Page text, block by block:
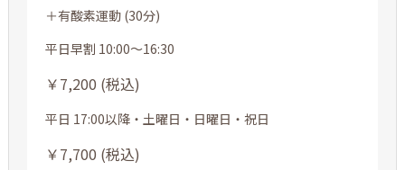
＋有酸素運動 (30分)
平日早割 10:00～16:30
￥7,200 (税込)
平日 17:00以降・土曜日・日曜日・祝日
￥7,700 (税込)